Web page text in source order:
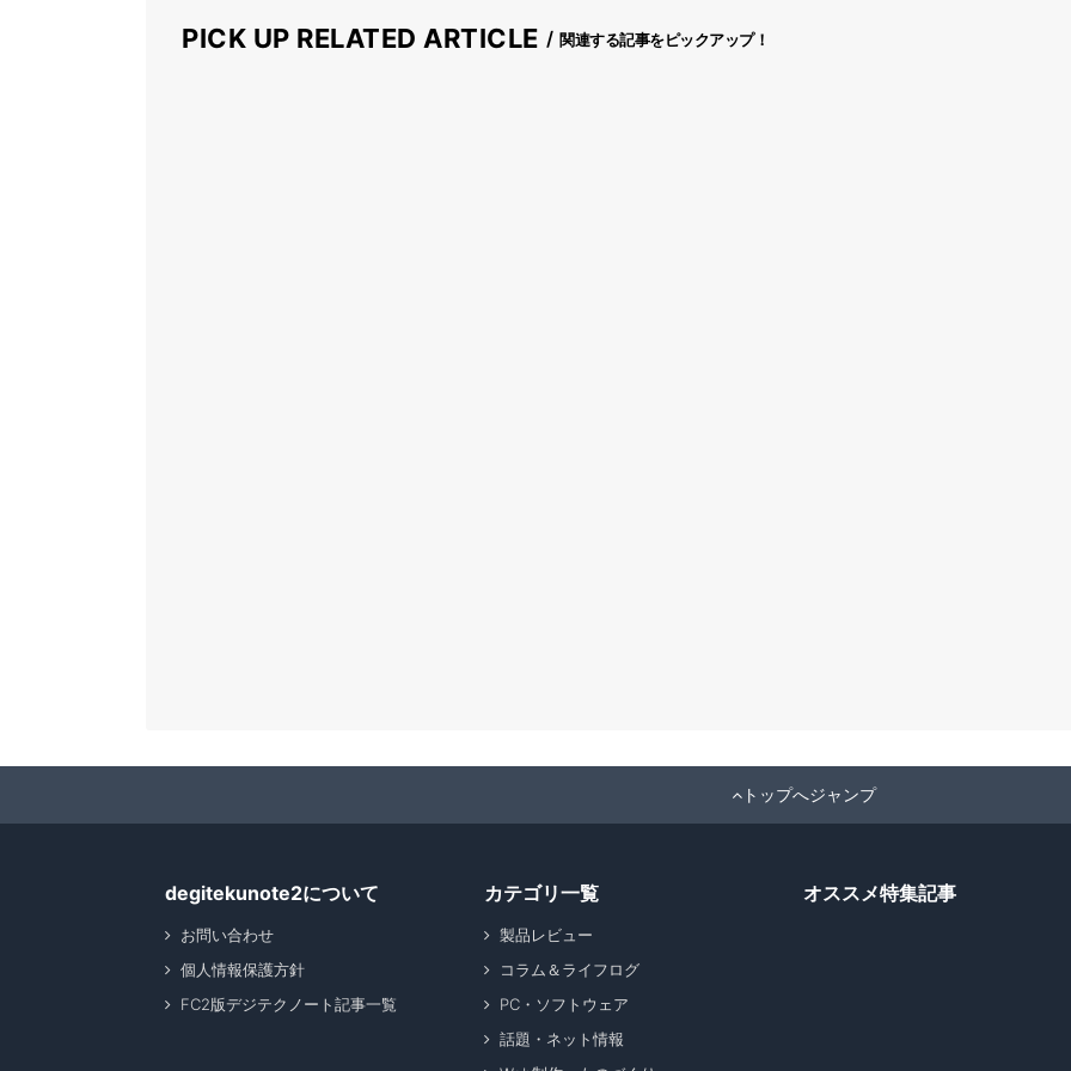
PICK UP RELATED ARTICLE 関連する記事をピックアップ！
トップへジャンプ
degitekunote2について
お問い合わせ
個人情報保護方針
FC2版デジテクノート記事一覧
カテゴリ一覧
製品レビュー
コラム＆ライフログ
PC・ソフトウェア
話題・ネット情報
オススメ特集記事